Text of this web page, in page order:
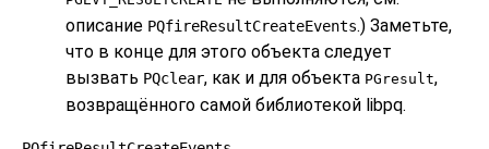
описание PQfireResultCreateEvents.) Заметьте,
что в конце для этого объекта следует
вызвать PQclear, как и для объекта PGresult,
возвращённого самой библиотекой libpq.